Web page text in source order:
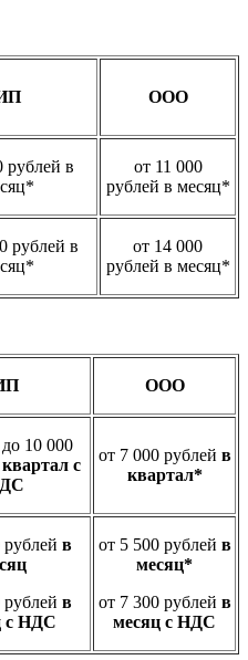
ООО
рублей в
от 11 000
рублей в месяц*
рублей в
от 14 000
рублей в месяц*
ООО
10 000
с
от 7 000 рублей в
квартал*
рублей в
рублей в
с НДС
от 5 500 рублей в
месяц*
от 7 300 рублей в
месяц с НДС